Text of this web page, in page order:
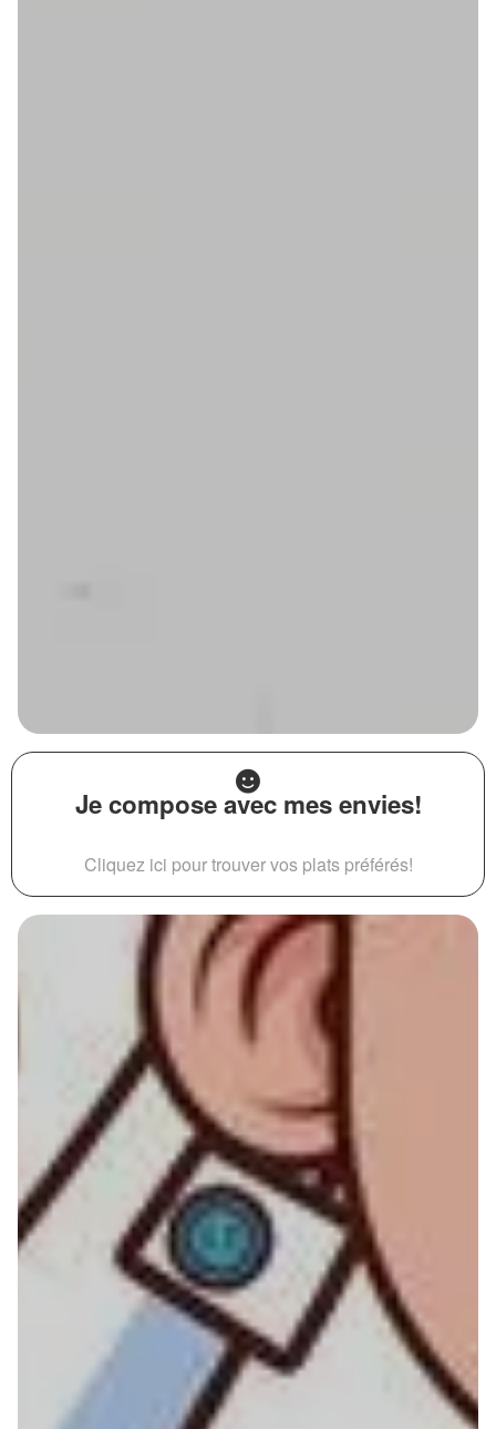
Je compose avec mes envies!
Cliquez ici pour trouver vos plats préférés!